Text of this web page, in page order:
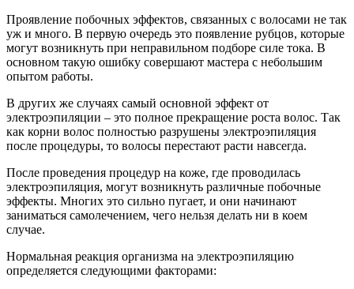
Проявление побочных эффектов, связанных с волосами не так
уж и много. В первую очередь это появление рубцов, которые
могут возникнуть при неправильном подборе силе тока. В
основном такую ошибку совершают мастера с небольшим
опытом работы.
В других же случаях самый основной эффект от
электроэпиляции – это полное прекращение роста волос. Так
как корни волос полностью разрушены электроэпиляция
после процедуры, то волосы перестают расти навсегда.
После проведения процедур на коже, где проводилась
электроэпиляция, могут возникнуть различные побочные
эффекты. Многих это сильно пугает, и они начинают
заниматься самолечением, чего нельзя делать ни в коем
случае.
Нормальная реакция организма на электроэпиляцию
определяется следующими факторами: